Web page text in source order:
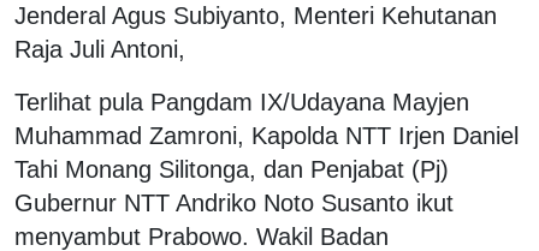
Jenderal Agus Subiyanto, Menteri Kehutanan
Raja Juli Antoni,
Terlihat pula Pangdam IX/Udayana Mayjen
Muhammad Zamroni, Kapolda NTT Irjen Daniel
Tahi Monang Silitonga, dan Penjabat (Pj)
Gubernur NTT Andriko Noto Susanto ikut
menyambut Prabowo. Wakil Badan